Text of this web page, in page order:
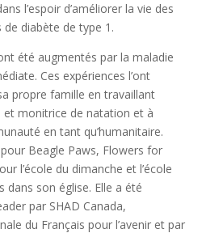
l’espoir d’améliorer la vie des
diabète de type 1.
été augmentés par la maladie
Ces expériences l’ont
propre famille en travaillant
et monitrice de natation et à
en tant qu’humanitaire.
Beagle Paws, Flowers for
l’école du dimanche et l’école
dans son église. Elle a été
par SHAD Canada,
du Français pour l’avenir et par